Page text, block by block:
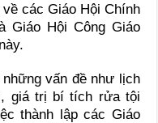
các Giáo Hội Chính
Giáo Hội Công Giáo
vấn đề như lịch
giá trị bí tích rửa tội
thành lập các Giáo